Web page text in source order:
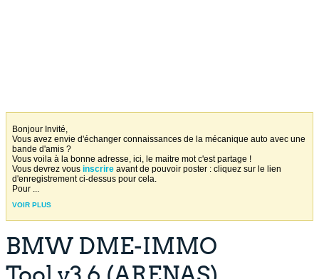
Bonjour Invité,
Vous avez envie d'échanger connaissances de la mécanique auto avec une
bande d'amis ?
Vous voila à la bonne adresse, ici, le maitre mot c'est partage !
Vous devrez vous inscrire avant de pouvoir poster : cliquez sur le lien
d'enregistrement ci-dessus pour cela.
Pour ...
VOIR PLUS
BMW DME-IMMO